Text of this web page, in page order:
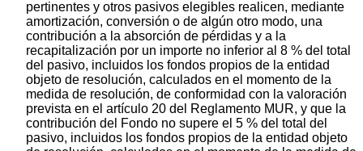
pertinentes y otros pasivos elegibles realicen, mediante
amortización, conversión o de algún otro modo, una
contribución a la absorción de pérdidas y a la
recapitalización por un importe no inferior al 8 % del total
del pasivo, incluidos los fondos propios de la entidad
objeto de resolución, calculados en el momento de la
medida de resolución, de conformidad con la valoración
prevista en el artículo 20 del Reglamento MUR, y que la
contribución del Fondo no supere el 5 % del total del
pasivo, incluidos los fondos propios de la entidad objeto